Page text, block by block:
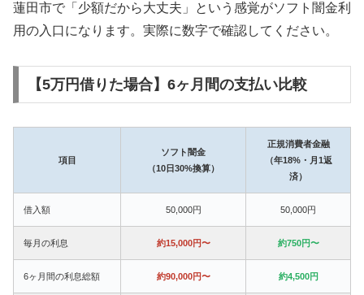
蓮田市で「少額だから大丈夫」という感覚がソフト闇金利
用の入口になります。実際に数字で確認してください。
【5万円借りた場合】6ヶ月間の支払い比較
項目
ソフト闇金
（10日30%換算）
正規消費者金融
（年18%・月1返
済）
借入額 50,000円 50,000円
毎月の利息 約15,000円〜 約750円〜
6ヶ月間の利息総額 約90,000円〜 約4,500円